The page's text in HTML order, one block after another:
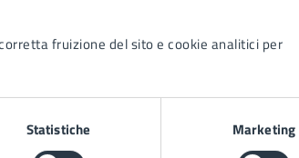
fruizione del sito e cookie analitici per
Statistiche Marketing